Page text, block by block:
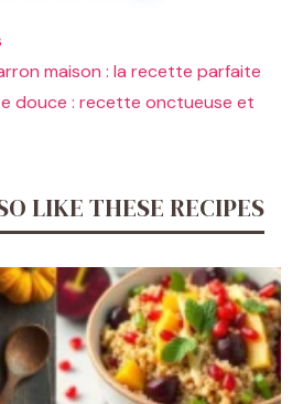
maison : la recette parfaite
douce : recette onctueuse et
LIKE THESE RECIPES